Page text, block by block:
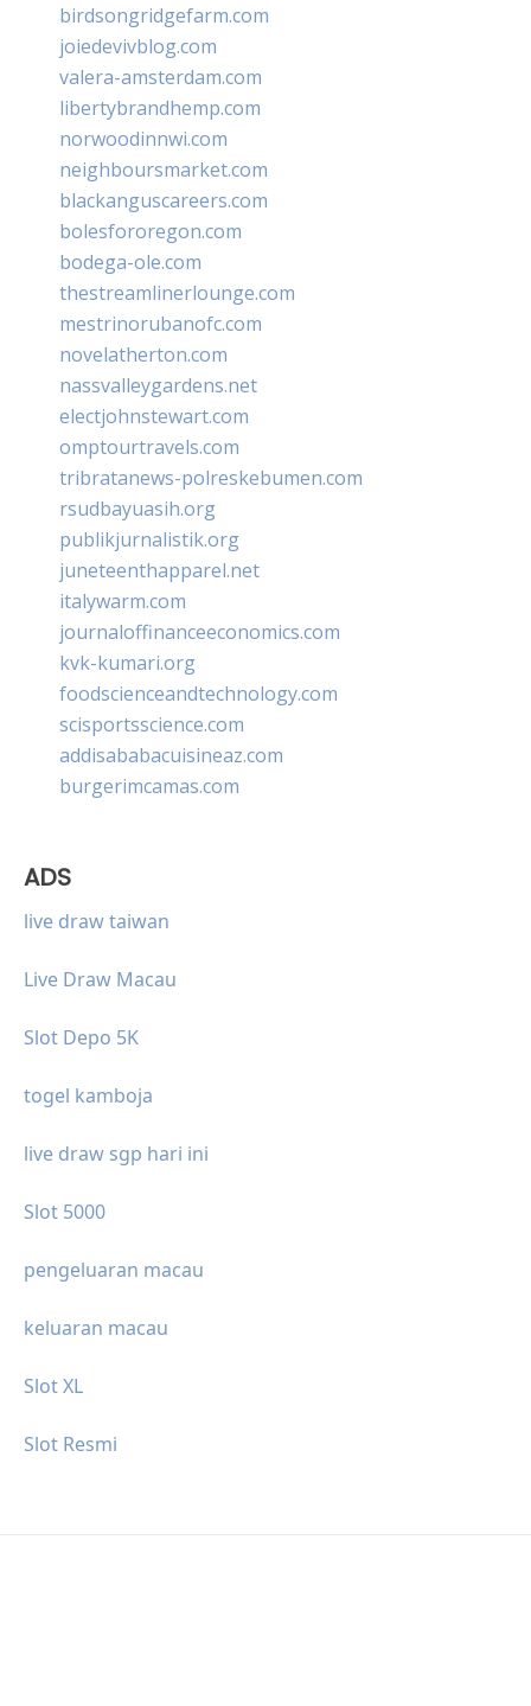
birdsongridgefarm.com
joiedevivblog.com
valera-amsterdam.com
libertybrandhemp.com
norwoodinnwi.com
neighboursmarket.com
blackanguscareers.com
bolesfororegon.com
bodega-ole.com
thestreamlinerlounge.com
mestrinorubanofc.com
novelatherton.com
nassvalleygardens.net
electjohnstewart.com
omptourtravels.com
tribratanews-polreskebumen.com
rsudbayuasih.org
publikjurnalistik.org
juneteenthapparel.net
italywarm.com
journaloffinanceeconomics.com
kvk-kumari.org
foodscienceandtechnology.com
scisportsscience.com
addisababacuisineaz.com
burgerimcamas.com
ADS
live draw taiwan
Live Draw Macau
Slot Depo 5K
togel kamboja
live draw sgp hari ini
Slot 5000
pengeluaran macau
keluaran macau
Slot XL
Slot Resmi